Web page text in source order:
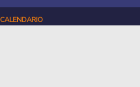
CALENDARIO